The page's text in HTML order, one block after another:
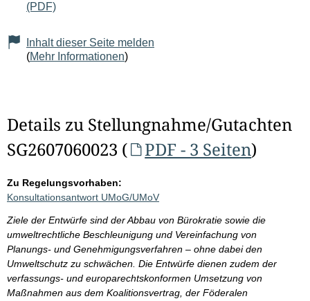
(PDF)
Inhalt dieser Seite melden
(Mehr Informationen)
Details zu Stellungnahme/Gutachten
SG2607060023 (
PDF - 3 Seiten)
Zu Regelungsvorhaben:
Konsultationsantwort UMoG/UMoV
Ziele der Entwürfe sind der Abbau von Bürokratie sowie die
umweltrechtliche Beschleunigung und Vereinfachung von
Planungs- und Genehmigungsverfahren – ohne dabei den
Umweltschutz zu schwächen. Die Entwürfe dienen zudem der
verfassungs- und europarechtskonformen Umsetzung von
Maßnahmen aus dem Koalitionsvertrag, der Föderalen